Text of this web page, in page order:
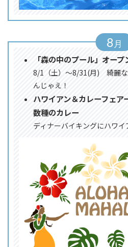
8
「森の中のプール」オープ
8/1（土）～8/31(月) 綺麗
んじゃえ！
ハワイアン＆カレーフェ
数種のカレー
ディナーバイキングにハワ